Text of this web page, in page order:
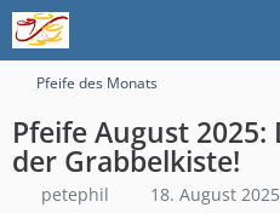
Pfeife des Monats
Pfeife August 2025:
der Grabbelkiste!
petephil 18. August